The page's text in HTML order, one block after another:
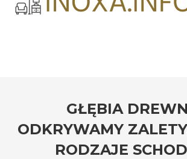
GŁĘBIA
ODKRYWAMY
RODZAJE